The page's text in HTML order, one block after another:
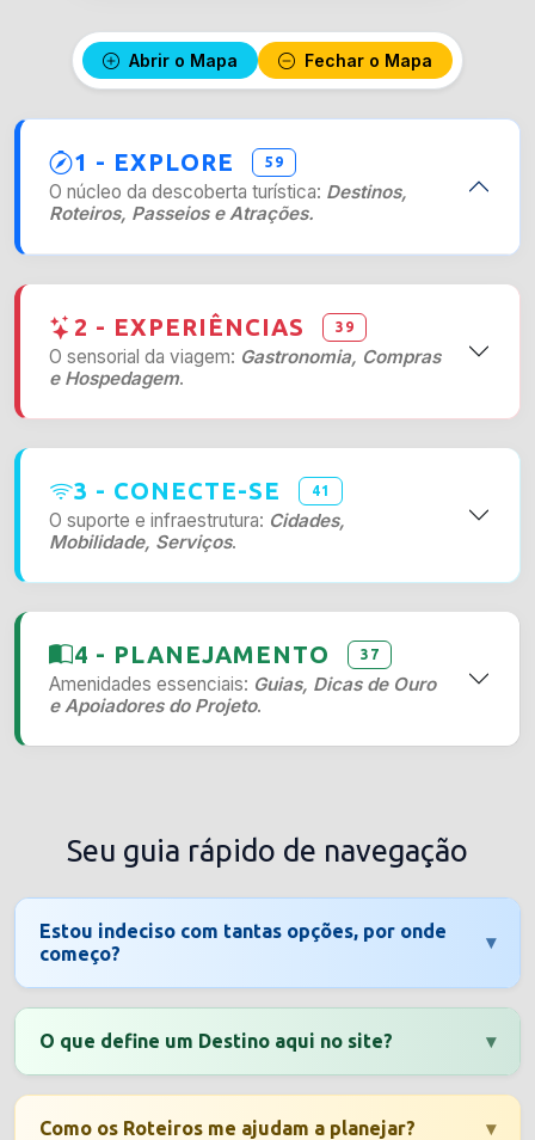
Abrir o Mapa Fechar o Mapa
1 - EXPLORE 59
O núcleo da descoberta turística: Destinos,
Roteiros, Passeios e Atrações.
2 - EXPERIÊNCIAS 39
O sensorial da viagem: Gastronomia, Compras
e Hospedagem.
3 - CONECTE-SE 41
O suporte e infraestrutura: Cidades,
Mobilidade, Serviços.
4 - PLANEJAMENTO 37
Amenidades essenciais: Guias, Dicas de Ouro
e Apoiadores do Projeto.
Seu guia rápido de navegação
Estou indeciso com tantas opções, por onde
começo?
▾
O que define um Destino aqui no site? ▾
Como os Roteiros me ajudam a planejar? ▾